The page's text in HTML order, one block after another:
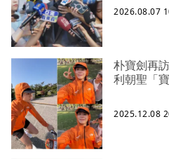
2026.08.07
朴寶劍再
利朝聖「
2025.12.08